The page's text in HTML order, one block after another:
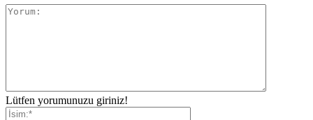
Lütfen yorumunuzu giriniz!